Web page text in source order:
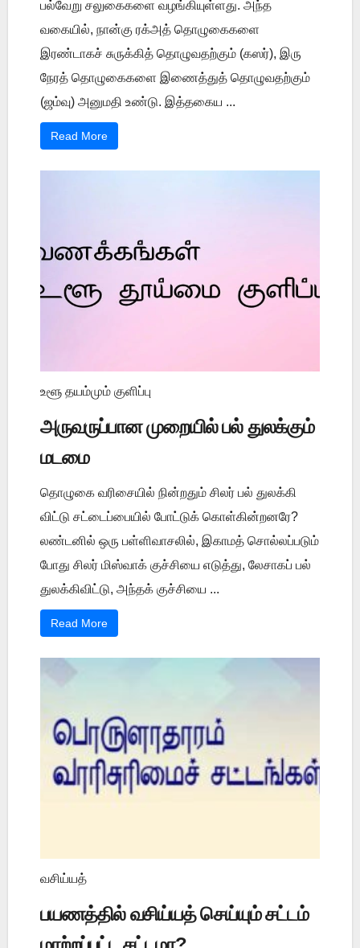
பல்வேறு சலுகைகளை வழங்கியுள்ளது. அந்த
வகையில், நான்கு ரக்அத் தொழுகைகளை
இரண்டாகச் சுருக்கித் தொழுவதற்கும் (கஸர்), இரு
நேரத் தொழுகைகளை இணைத்துத் தொழுவதற்கும்
(ஜம்வு) அனுமதி உண்டு. இத்தகைய ...
Read More
உளூ தயம்மும் குளிப்பு
அருவருப்பான முறையில் பல் துலக்கும்
மடமை
தொழுகை வரிசையில் நின்றதும் சிலர் பல் துலக்கி
விட்டு சட்டைப்பையில் போட்டுக் கொள்கின்றனரே?
லண்டனில் ஒரு பள்ளிவாசலில், இகாமத் சொல்லப்படும்
போது சிலர் மிஸ்வாக் குச்சியை எடுத்து, லேசாகப் பல்
துலக்கிவிட்டு, அந்தக் குச்சியை ...
Read More
வசிய்யத்
பயணத்தில் வசிய்யத் செய்யும் சட்டம்